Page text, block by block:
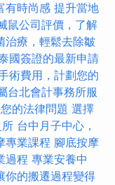
有時尚感 提升當地
鼠公司評價，了解
治療，輕鬆去除皺
國簽證的最新申請
術費用，計劃您的
台北會計事務所服
的法律問題 選擇
台中月子中心，
專業課程 腳底按摩
過程 專業安養中
你的搬遷過程變得